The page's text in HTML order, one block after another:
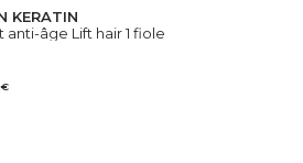
KERATIN
anti-âge Lift hair 1 fiole
€